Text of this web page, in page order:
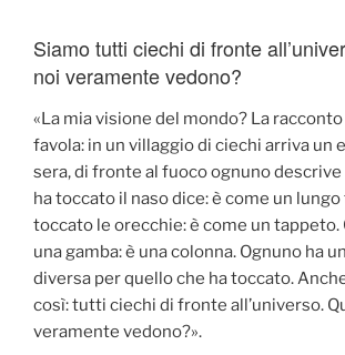
Siamo tutti ciechi di fronte
noi veramente vedono?
«La mia visione del mondo? La
favola: in un villaggio di ciechi arriva un
sera, di fronte al fuoco ognuno descrive
ha toccato il naso dice: è come un lungo
toccato le orecchie: è come un tappeto.
una gamba: è una colonna. Ognuno ha
diversa per quello che ha toccato.
così: tutti ciechi di fronte all’universo.
veramente vedono?».